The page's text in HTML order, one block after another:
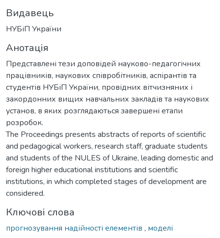
Видавець
НУБіП України
Анотація
Представлені тези доповідей науково-педагогічних
працівників, наукових співробітників, аспірантів та
студентів НУБіП України, провідних вітчизняних і
закордонних вищих навчальних закладів та наукових
установ, в яких розглядаються завершені етапи
розробок.
The Proceedings presents abstracts of reports of scientific
and pedagogical workers, research staff, graduate students
and students of the NULES of Ukraine, leading domestic and
foreign higher educational institutions and scientific
institutions, in which completed stages of development are
considered.
Ключові слова
прогнозування надійності елементів , моделі